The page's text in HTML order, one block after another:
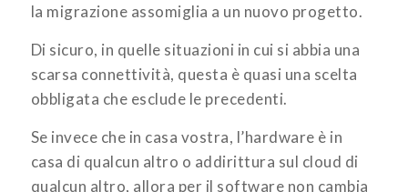
la migrazione assomiglia a un nuovo progetto.
Di sicuro, in quelle situazioni in cui si abbia una
scarsa connettività, questa è quasi una scelta
obbligata che esclude le precedenti.
Se invece che in casa vostra, l’hardware è in
casa di qualcun altro o addirittura sul cloud di
qualcun altro, allora per il software non cambia